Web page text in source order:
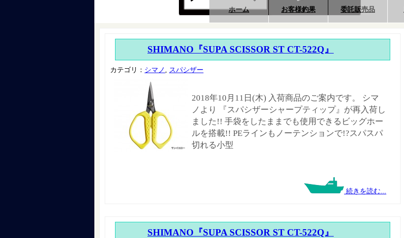
ホーム お客様釣果 委託販売品
SHIMANO『SUPA SCISSOR ST CT-522Q』
カテゴリ： シマノ スパシザー
2018年10月11日(木) 入荷商品のご案内です。 シマ
ノより 『スパシザーシャープティップ』が再入荷し
ました!! 手袋をしたままでも使用できるビッグホー
ルを搭載!! PEラインもノーテンションで!?スパスパ
切れる小型
続きを読む...
SHIMANO『SUPA SCISSOR ST CT-522Q』